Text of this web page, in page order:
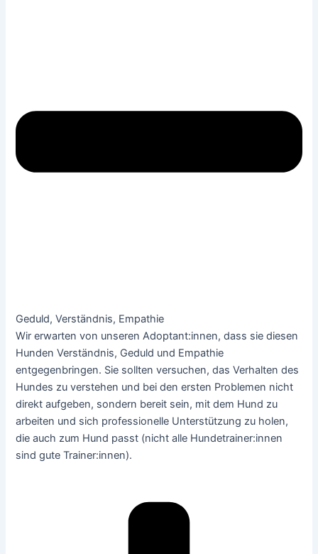
Geduld, Verständnis, Empathie
Wir erwarten von unseren Adoptant:innen, dass sie diesen
Hunden Verständnis, Geduld und Empathie
entgegenbringen. Sie sollten versuchen, das Verhalten des
Hundes zu verstehen und bei den ersten Problemen nicht
direkt aufgeben, sondern bereit sein, mit dem Hund zu
arbeiten und sich professionelle Unterstützung zu holen,
die auch zum Hund passt (nicht alle Hundetrainer:innen
sind gute Trainer:innen).